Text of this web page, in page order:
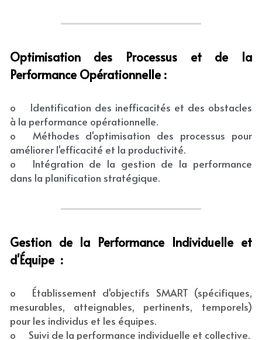
Optimisation des Processus et de la
Performance Opérationnelle :
o	Identification des inefficacités et des obstacles
à la performance opérationnelle.
o	Méthodes d'optimisation des processus pour
améliorer l'efficacité et la productivité.
o	Intégration de la gestion de la performance
dans la planification stratégique.
Gestion de la Performance Individuelle et
d'Équipe  :
o	Établissement d'objectifs SMART (spécifiques,
mesurables, atteignables, pertinents, temporels)
pour les individus et les équipes.
o	Suivi de la performance individuelle et collective.